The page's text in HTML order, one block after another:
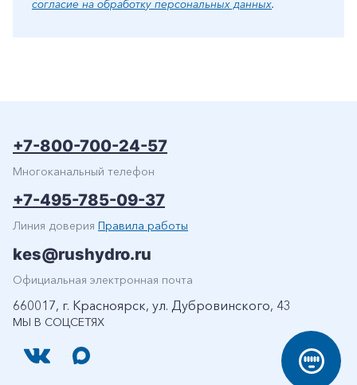
согласие на обработку персональных данных.
МЫ В СОЦСЕТЯХ
+7-800-700-24-57
Многоканальный телефон
+7-495-785-09-37
Линия доверия Правила работы
kes@rushydro.ru
Официальная электронная почта
660017, г. Красноярск, ул. Дубровинского, 43